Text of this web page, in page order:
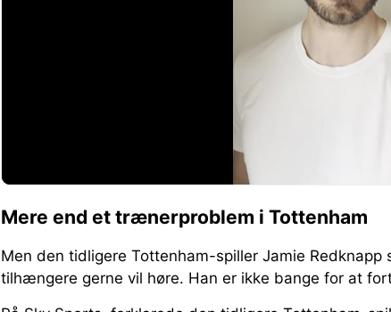
Mere end et trænerproblem i Tottenham
Men den tidligere Tottenham-spiller Jamie
tilhængere gerne vil høre. Han er ikke bange for at